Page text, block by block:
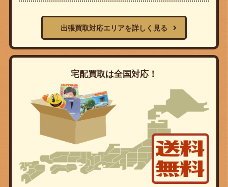
出張買取対応エリアを詳しく見る
宅配買取は全国対応！